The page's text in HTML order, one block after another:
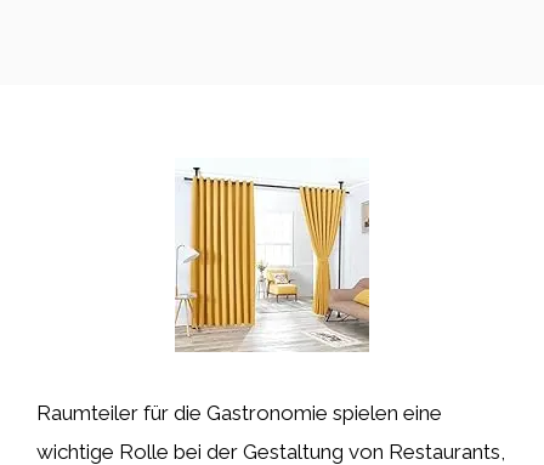
Raumteiler für die Gastronomie spielen eine
wichtige Rolle bei der Gestaltung von Restaurants,